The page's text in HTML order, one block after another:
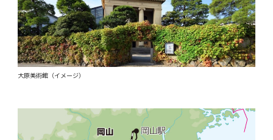
大原美術館（イメージ）